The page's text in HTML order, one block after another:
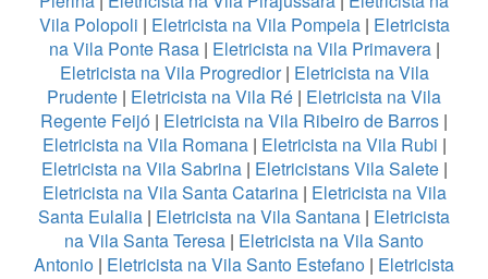
Vila Polopoli | Eletricista na Vila Pompeia| Eletricista
na Vila Ponte Rasa| Eletricista na Vila Primavera|
Eletricista na Vila Progredior| Eletricista na Vila
Prudente | Eletricista na Vila Ré | Eletricista na Vila
Regente Feijó | Eletricista na Vila Ribeiro de Barros |
Eletricista na Vila Romana| Eletricista na Vila Rubi |
Eletricista na Vila Sabrina| Eletricistans Vila Salete|
Eletricista na Vila Santa Catarina| Eletricista na Vila
Santa Eulalia | Eletricista na Vila Santana | Eletricista
na Vila Santa Teresa | Eletricista na Vila Santo
Antonio | Eletricista na Vila Santo Estefano | Eletricista